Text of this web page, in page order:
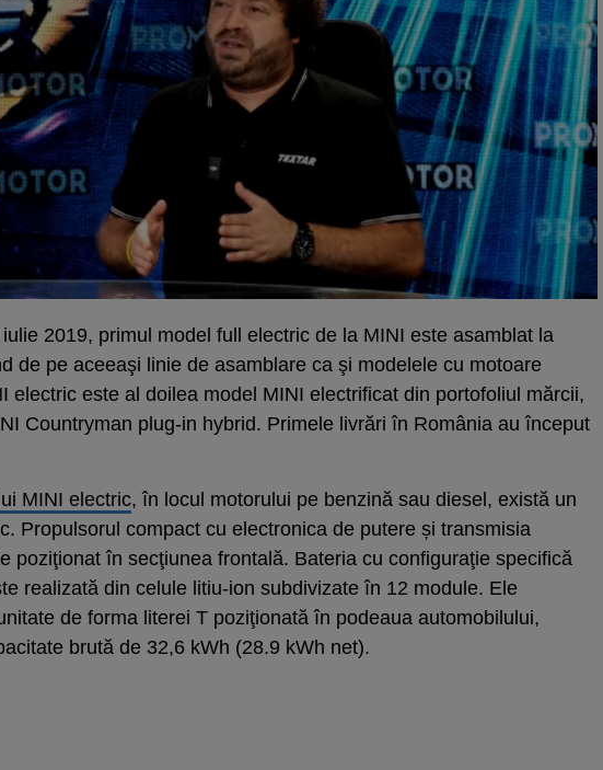
2019, primul model full electric de la MINI este asamblat la
de pe aceeaşi linie de asamblare ca şi modelele cu motoare
electric este al doilea model MINI electrificat din portofoliul mărcii,
Countryman plug-in hybrid. Primele livrări în România au început
MINI electric, în locul motorului pe benzină sau diesel, există un
Propulsorul compact cu electronica de putere și transmisia
poziţionat în secţiunea frontală. Bateria cu configuraţie specifică
realizată din celule litiu-ion subdivizate în 12 module. Ele
de forma literei T poziţionată în podeaua automobilului,
brută de 32,6 kWh (28.9 kWh net).